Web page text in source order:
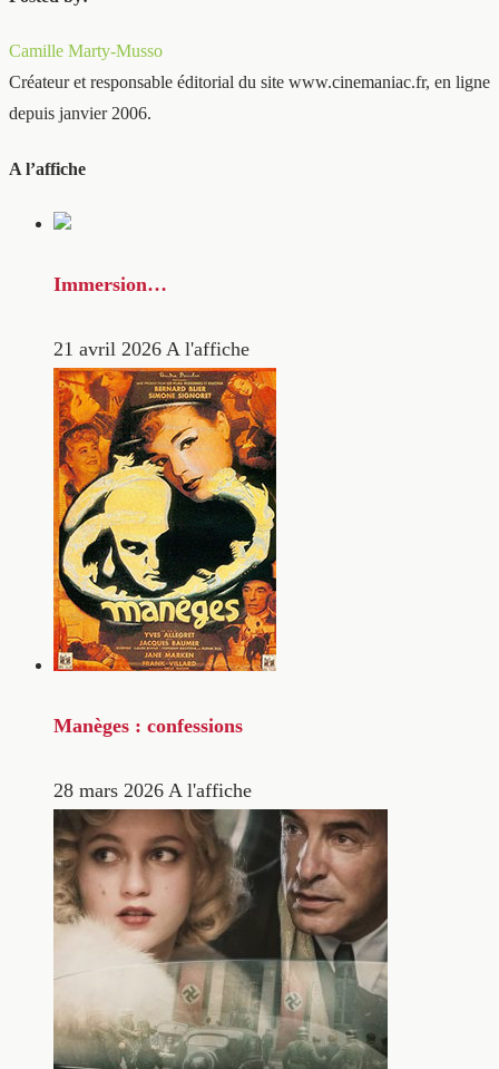
Camille Marty-Musso
Créateur et responsable éditorial du site www.cinemaniac.fr, en ligne
depuis janvier 2006.
A l’affiche
Immersion…
21 avril 2026 A l'affiche
Manèges : confessions
28 mars 2026 A l'affiche